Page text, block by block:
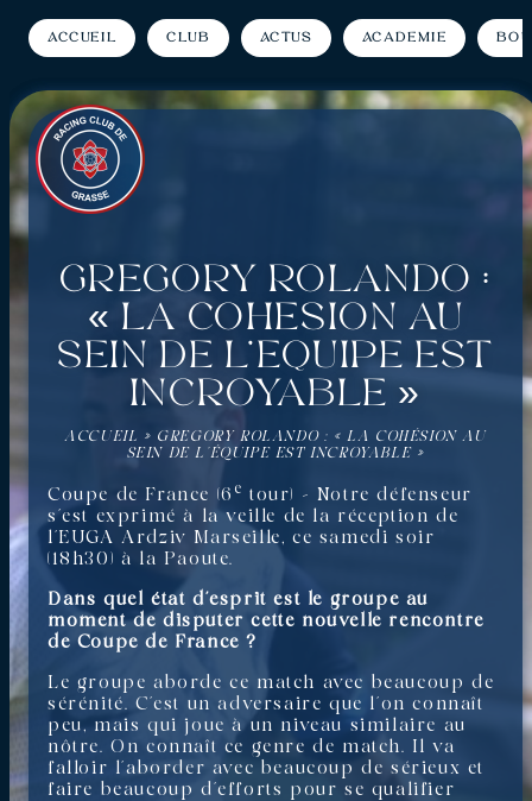
Accueil Club Actus Académie
Gregory Rolando :
« La cohésion au
sein de l’équipe est
incroyable »
ACCUEIL » GREGORY ROLANDO : « LA COHÉSION AU
SEIN DE L’ÉQUIPE EST INCROYABLE »
Coupe de France (6 e tour) – Notre défenseur
s’est exprimé à la veille de la réception de
l’EUGA Ardziv Marseille, ce samedi soir
(18h30) à la Paoute.
Dans quel état d’esprit est le groupe au
moment de disputer cette nouvelle rencontre
de Coupe de France ?
Le groupe aborde ce match avec beaucoup de
sérénité. C’est un adversaire que l’on connaît
peu, mais qui joue à un niveau similaire au
nôtre. On connaît ce genre de match. Il va
falloir l’aborder avec beaucoup de sérieux et
faire beaucoup d’efforts pour se qualifier